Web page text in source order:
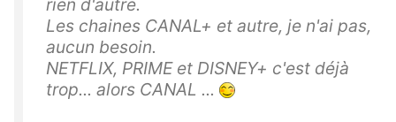
Les chaines CANAL+ et autre, je n'ai pas,
aucun besoin.
NETFLIX, PRIME et DISNEY+ c'est déjà
trop... alors CANAL ...